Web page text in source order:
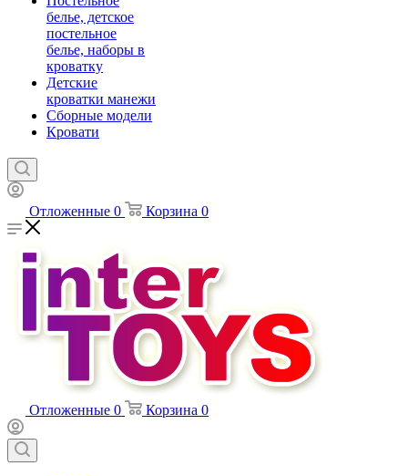
белье, детское
постельное
белье, наборы в
кроватку
Детские
кроватки манежи
Сборные модели
Кровати
Отложенные 0 Корзина 0
Отложенные 0 Корзина 0